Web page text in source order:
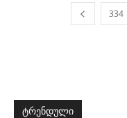
334
ტრენდული